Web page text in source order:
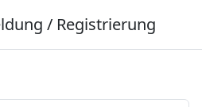
/ Registrierung